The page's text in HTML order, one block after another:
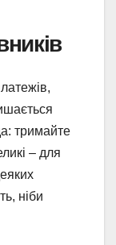
тримайте
– для
ніби